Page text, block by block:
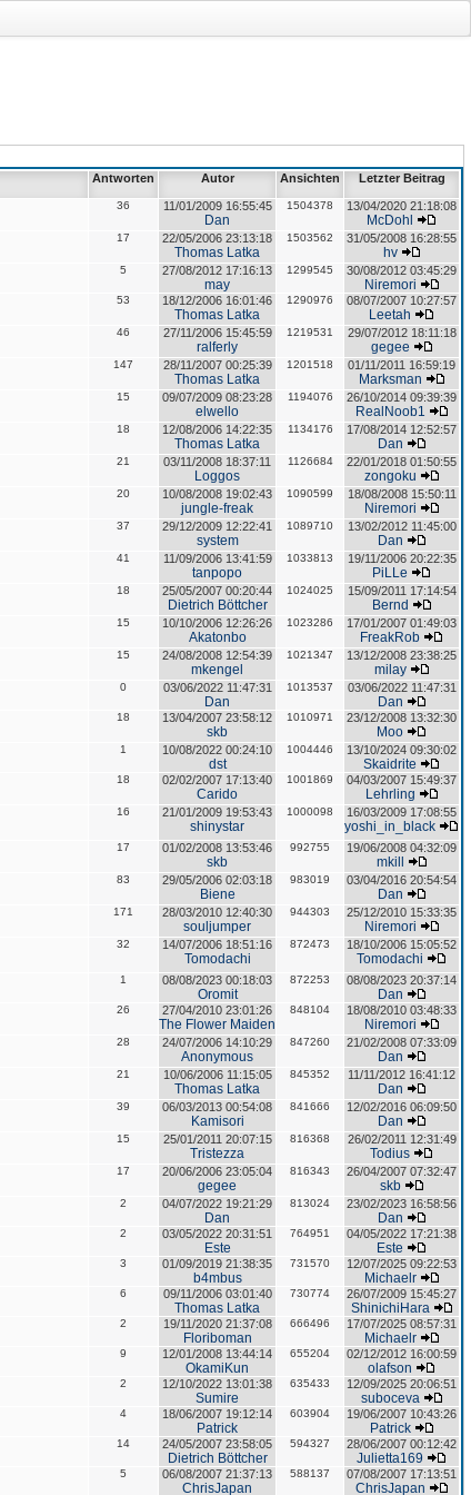
Antworten Autor Ansichten Letzter Beitrag
36 11/01/2009 16:55:45
Dan
1504378 13/04/2020 21:18:08
McDohl
17 22/05/2006 23:13:18
Thomas Latka
1503562 31/05/2008 16:28:55
hv
5 27/08/2012 17:16:13
may
1299545 30/08/2012 03:45:29
Niremori
53 18/12/2006 16:01:46
Thomas Latka
1290976 08/07/2007 10:27:57
Leetah
46 27/11/2006 15:45:59
ralferly
1219531 29/07/2012 18:11:18
gegee
147 28/11/2007 00:25:39
Thomas Latka
1201518 01/11/2011 16:59:19
Marksman
15 09/07/2009 08:23:28
elwello
1194076 26/10/2014 09:39:39
RealNoob1
18 12/08/2006 14:22:35
Thomas Latka
1134176 17/08/2014 12:52:57
Dan
21 03/11/2008 18:37:11
Loggos
1126684 22/01/2018 01:50:55
zongoku
20 10/08/2008 19:02:43
jungle-freak
1090599 18/08/2008 15:50:11
Niremori
37 29/12/2009 12:22:41
system
1089710 13/02/2012 11:45:00
Dan
41 11/09/2006 13:41:59
tanpopo
1033813 19/11/2006 20:22:35
PiLLe
18 25/05/2007 00:20:44
Dietrich Böttcher
1024025 15/09/2011 17:14:54
Bernd
15 10/10/2006 12:26:26
Akatonbo
1023286 17/01/2007 01:49:03
FreakRob
15 24/08/2008 12:54:39
mkengel
1021347 13/12/2008 23:38:25
milay
0 03/06/2022 11:47:31
Dan
1013537 03/06/2022 11:47:31
Dan
18 13/04/2007 23:58:12
skb
1010971 23/12/2008 13:32:30
Moo
1 10/08/2022 00:24:10
dst
1004446 13/10/2024 09:30:02
Skaidrite
18 02/02/2007 17:13:40
Carido
1001869 04/03/2007 15:49:37
Lehrling
16 21/01/2009 19:53:43
shinystar
1000098 16/03/2009 17:08:55
yoshi_in_black
17 01/02/2008 13:53:46
skb
992755 19/06/2008 04:32:09
mkill
83 29/05/2006 02:03:18
Biene
983019 03/04/2016 20:54:54
Dan
171 28/03/2010 12:40:30
souljumper
944303 25/12/2010 15:33:35
Niremori
32 14/07/2006 18:51:16
Tomodachi
872473 18/10/2006 15:05:52
Tomodachi
1 08/08/2023 00:18:03
Oromit
872253 08/08/2023 20:37:14
Dan
26 27/04/2010 23:01:26
The Flower Maiden
848104 18/08/2010 03:48:33
Niremori
28 24/07/2006 14:10:29
Anonymous
847260 21/02/2008 07:33:09
Dan
21 10/06/2006 11:15:05
Thomas Latka
845352 11/11/2012 16:41:12
Dan
39 06/03/2013 00:54:08
Kamisori
841666 12/02/2016 06:09:50
Dan
15 25/01/2011 20:07:15
Tristezza
816368 26/02/2011 12:31:49
Todius
17 20/06/2006 23:05:04
gegee
816343 26/04/2007 07:32:47
skb
2 04/07/2022 19:21:29
Dan
813024 23/02/2023 16:58:56
Dan
2 03/05/2022 20:31:51
Este
764951 04/05/2022 17:21:38
Este
3 01/09/2019 21:38:35
b4mbus
731570 12/07/2025 09:22:53
Michaelr
6 09/11/2006 03:01:40
Thomas Latka
730774 26/07/2009 15:45:27
ShinichiHara
2 19/11/2020 21:37:08
Floriboman
666496 17/07/2025 08:57:31
Michaelr
9 12/01/2008 13:44:14
OkamiKun
655204 02/12/2012 16:00:59
olafson
2 12/10/2022 13:01:38
Sumire
635433 12/09/2025 20:06:51
suboceva
4 18/06/2007 19:12:14
Patrick
603904 19/06/2007 10:43:26
Patrick
14 24/05/2007 23:58:05
Dietrich Böttcher
594327 28/06/2007 00:12:42
Julietta169
5 06/08/2007 21:37:13
ChrisJapan
588137 07/08/2007 17:13:51
ChrisJapan